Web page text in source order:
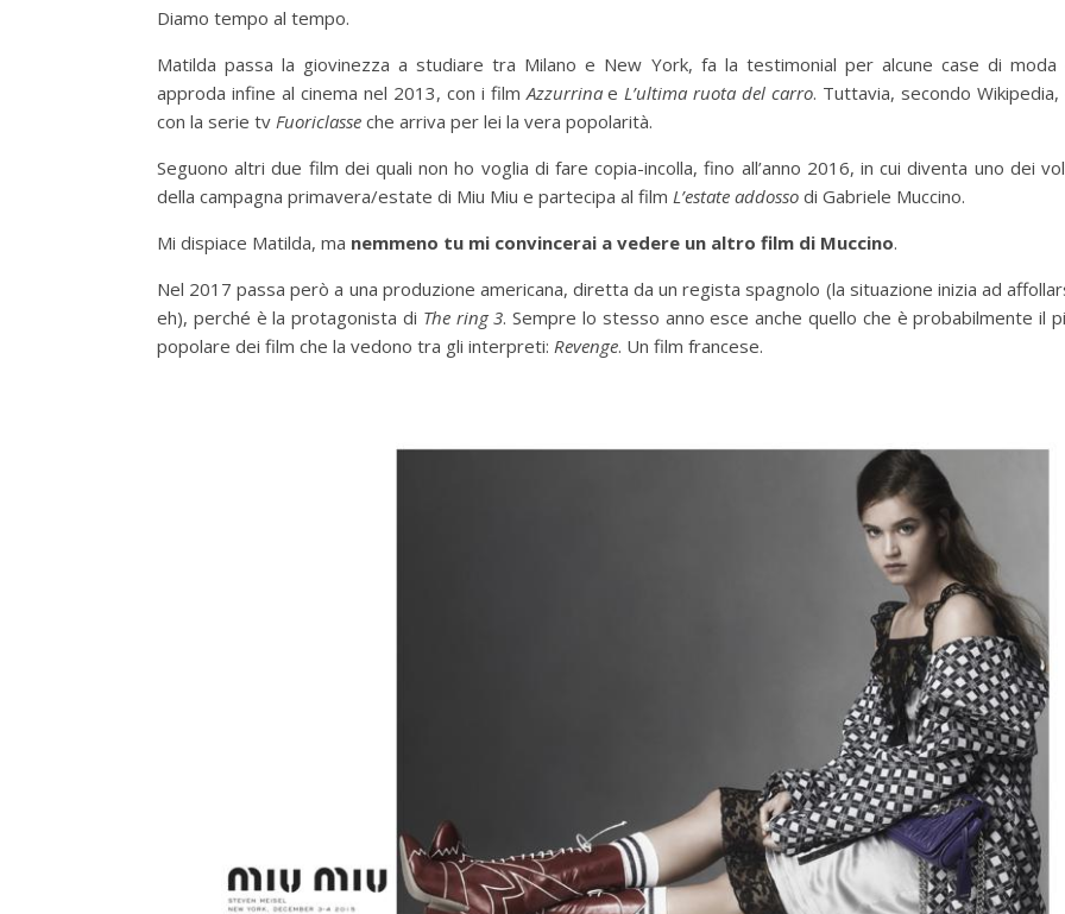
Diamo tempo al tempo.
Matilda passa la giovinezza a studiare tra Milano e New York, fa la testimonial per alcune case di moda
approda infine al cinema nel 2013, con i film Azzurrinae L’ultima ruota del carro. Tuttavia, secondo Wikipedia,
con la serie tv Fuoriclasse che arriva per lei la vera popolarità.
Seguono altri due film dei quali non ho voglia di fare copia-incolla, fino all’anno 2016, in cui diventa uno dei
della campagna primavera/estate di Miu Miu e partecipa al film L’estate addosso di Gabriele Muccino.
Mi dispiace Matilda, ma nemmeno tu mi convincerai a vedere un altro film di Muccino.
Nel 2017 passa però a una produzione americana, diretta da un regista spagnolo (la situazione inizia ad
eh), perché è la protagonista di The ring 3. Sempre lo stesso anno esce anche quello che è probabilmente il
popolare dei film che la vedono tra gli interpreti: Revenge. Un film francese.